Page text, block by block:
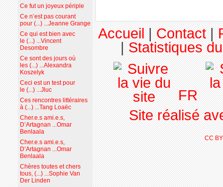
Ce fut un joyeux périple
Ce n’est pas courant
pour (...) ...Jeanne Grange
Ce qui est bien avec
le (...) ...Vincent
Desombre
Ce sont des jours où
les (...) ...Alexandra
Koszelyk
Ceci est un test pour
le (...) ...Jluc
Ces rencontres littéraires
à (...) ...Tang Loaëc
Cher.e.s ami.e.s,
D’Artagnan ...Omar
Benlaala
Cher.e.s ami.e.s,
D’Artagnan ...Omar
Benlaala
Chères toutes et chers
tous, (...) ...Sophie Van
Der Linden
Accueil|Contact|
|Statistiques
FR
Site réalisé
CC